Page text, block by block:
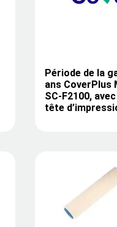
Période de la
ans CoverPlus
SC-F2100,
tête